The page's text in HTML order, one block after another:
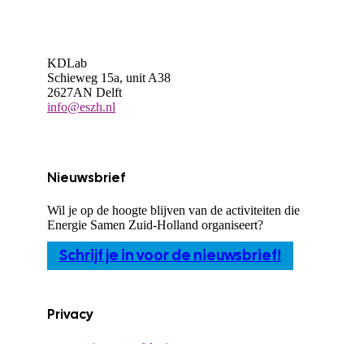
KDLab
Schieweg 15a, unit A38
2627AN Delft
info@eszh.nl
Nieuwsbrief
Wil je op de hoogte blijven van de activiteiten die
Energie Samen Zuid-Holland organiseert?
Schrijf je in voor de nieuwsbrief!
Privacy